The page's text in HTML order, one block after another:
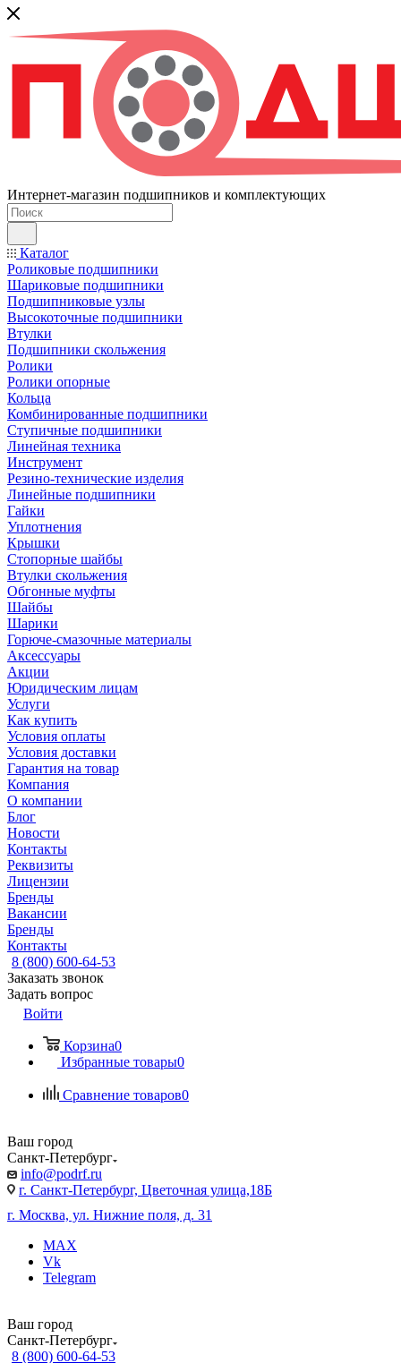
Интернет-магазин подшипников и комплектующих
Каталог
Роликовые подшипники
Шариковые подшипники
Подшипниковые узлы
Высокоточные подшипники
Втулки
Подшипники скольжения
Ролики
Ролики опорные
Кольца
Комбинированные подшипники
Ступичные подшипники
Линейная техника
Инструмент
Резино-технические изделия
Линейные подшипники
Гайки
Уплотнения
Крышки
Стопорные шайбы
Втулки скольжения
Обгонные муфты
Шайбы
Шарики
Горюче-смазочные материалы
Аксессуары
Акции
Юридическим лицам
Услуги
Как купить
Условия оплаты
Условия доставки
Гарантия на товар
Компания
О компании
Блог
Новости
Контакты
Реквизиты
Лицензии
Бренды
Вакансии
Бренды
Контакты
8 (800) 600-64-53
Заказать звонок
Задать вопрос
Войти
Корзина0
Избранные товары0
Сравнение товаров0
Ваш город
Санкт-Петербург
info@podrf.ru
г. Санкт-Петербург, Цветочная улица,18Б
г. Москва, ул. Нижние поля, д. 31
MAX
Vk
Telegram
Ваш город
Санкт-Петербург
8 (800) 600-64-53